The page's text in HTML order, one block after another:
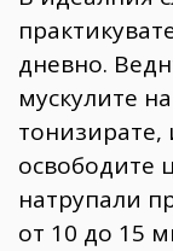
дневно.
мускулите
тонизирате,
освободите
натрупали
от 10 до 15